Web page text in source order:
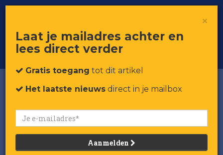
Voor professionals in retail & brands
Toggle
×
Laat je mailadres achter en
lees direct verder
Gratis toegang tot dit artikel
Het laatste nieuws direct in je mailbox
Aanmelden